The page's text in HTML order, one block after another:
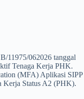
11975/062026 tanggal
Tenaga Kerja PHK.
(MFA) Aplikasi SIPP
Kerja Status A2 (PHK).